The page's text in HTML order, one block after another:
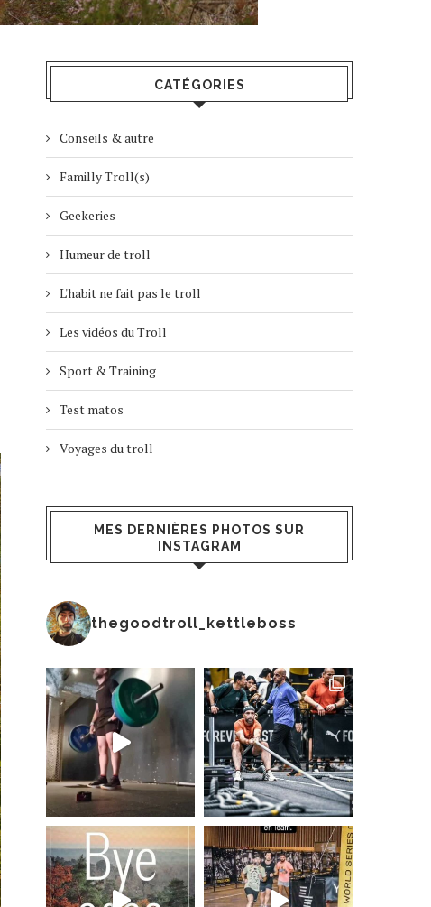
CATÉGORIES
Conseils & autre
Familly Troll(s)
Geekeries
Humeur de troll
L'habit ne fait pas le troll
Les vidéos du Troll
Sport & Training
Test matos
Voyages du troll
MES DERNIÈRES PHOTOS SUR
INSTAGRAM
thegoodtroll_kettleboss